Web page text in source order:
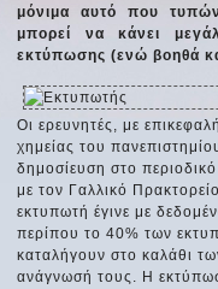
μόνιμα αυτό που
μπορεί να κάνει
εκτύπωσης (ενώ βοηθά
Οι ερευνητές, με
χημείας του
δημοσίευση στο
με τον Γαλλικό
εκτυπωτή έγινε με
περίπου το 40% των
καταλήγουν στο καλάθι
ανάγνωσή τους. Η